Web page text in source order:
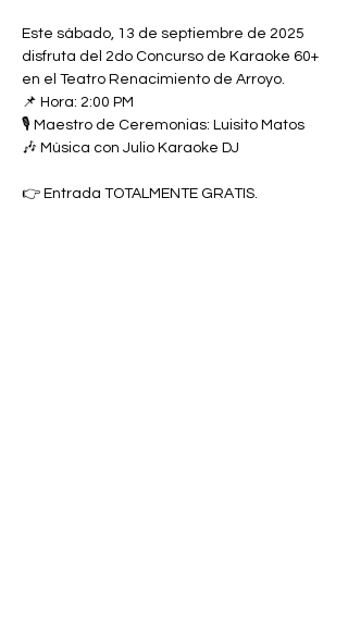
Este sábado, 13 de septiembre de 2025
disfruta del 2do Concurso de Karaoke 60+
en el Teatro Renacimiento de Arroyo.
📌 Hora: 2:00 PM
🎙️ Maestro de Ceremonias: Luisito Matos
🎶 Música con Julio Karaoke DJ
👉 Entrada TOTALMENTE GRATIS.